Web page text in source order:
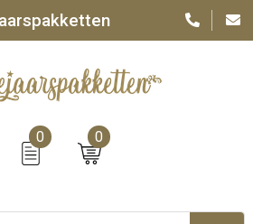
0 0